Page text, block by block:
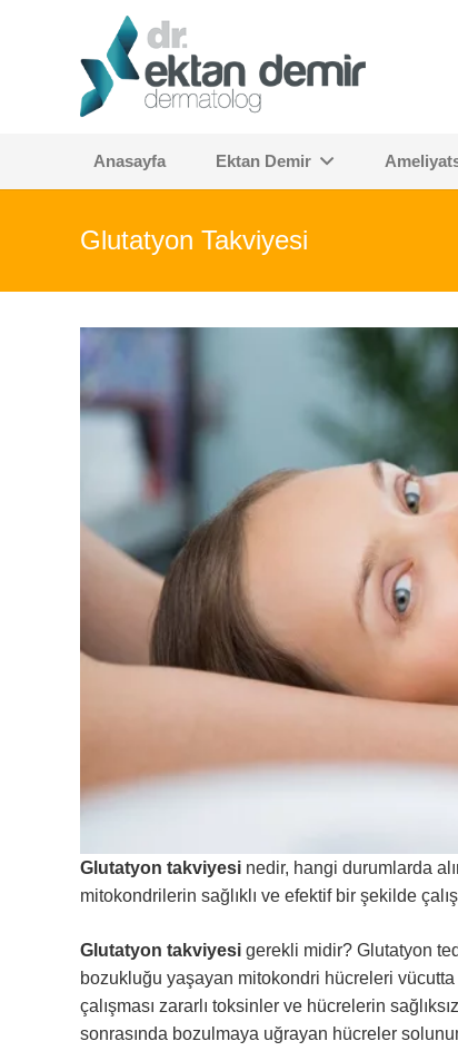
Anasayfa Ektan Demir
Glutatyon Takviyesi
Glutatyon takviyesi nedir, hangi durumlarda
mitokondrilerin sağlıklı ve efektif bir şekilde
Glutatyon takviyesi gerekli midir? Glutatyon
bozukluğu yaşayan mitokondri hücreleri
çalışması zararlı toksinler ve hücrelerin
sonrasında bozulmaya uğrayan hücreler